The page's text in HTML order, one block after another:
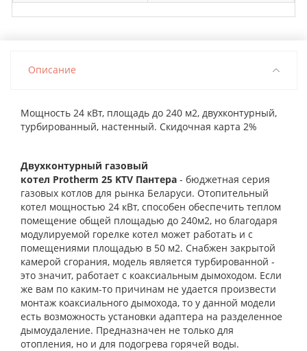
Описание
Мощность 24 кВт, площадь до 240 м2, двухконтурный,
турбированный, настенный. Скидочная карта 2%
Двухконтурный газовый
котел Protherm 25 KTV Пантера - бюджетная серия
газовых котлов для рынка Беларуси. Отопительный
котел мощностью 24 кВт, способен обеспечить теплом
помещение общей площадью до 240м2, но благодаря
модулируемой горелке котел может работать и с
помещениями площадью в 50 м2. Снабжен закрытой
камерой сгорания, модель является турбированной -
это значит, работает с коаксиальным дымоходом. Если
же вам по каким-то причинам не удается произвести
монтаж коаксиального дымохода, то у данной модели
есть возможность установки адаптера на разделенное
дымоудаление. Предназначен не только для
отопления, но и для подогрева горячей воды.